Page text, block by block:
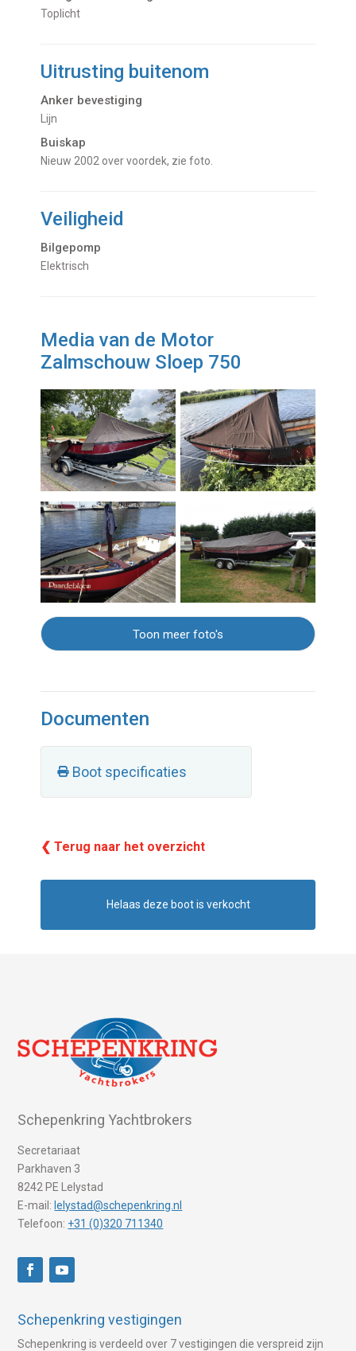
Toplicht
Uitrusting buitenom
Anker bevestiging
Lijn
Buiskap
Nieuw 2002 over voordek, zie foto.
Veiligheid
Bilgepomp
Elektrisch
Media van de Motor
Zalmschouw Sloep 750
Toon meer foto's
Documenten
Boot specificaties
❮ Terug naar het overzicht
Helaas deze boot is verkocht
Schepenkring Yachtbrokers
Secretariaat
Parkhaven 3
8242 PE Lelystad
E-mail: lelystad@schepenkring.nl
Telefoon: +31 (0)320 711340
Schepenkring vestigingen
Schepenkring is verdeeld over 7 vestigingen die verspreid zijn